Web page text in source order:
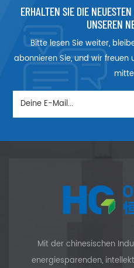
ERHALTEN SIE DIE
UNSEREN
Bitte lesen Sie weiter,
abonnieren Sie, und wir freuen
Mit der chinesischen
energiesparenden,